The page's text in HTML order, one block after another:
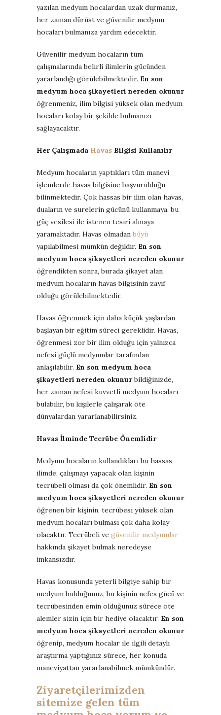
yazılan medyum hocalardan uzak durmanız,
her zaman dürüst ve güvenilir medyum
hocaları bulmanıza yardım edecektir.
Güvenilir medyum hocaların tüm
çalışmalarında belirli ilimlerin gücünden
yararlandığı görülebilmektedir. En son
medyum hoca şikayetleri nereden okunur
öğrenmeniz, ilim bilgisi yüksek olan medyum
hocaları kolay bir şekilde bulmanızı
sağlayacaktır.
Her Çalışmada Havas Bilgisi Kullanılır
Medyum hocaların yaptıkları tüm manevi
işlemlerde havas bilgisine başvurulduğu
bilinmektedir. Çok hassas bir ilim olan havas,
duaların ve surelerin gücünü kullanmaya, bu
güç vesilesi ile istenen tesiri almaya
yaramaktadır. Havas olmadan büyü
yapılabilmesi mümkün değildir. En son
medyum hoca şikayetleri nereden okunur
öğrendikten sonra, burada şikayet alan
medyum hocaların havas bilgisinin zayıf
olduğu görülebilmektedir.
Havas öğrenmek için daha küçük yaşlardan
başlayan bir eğitim süreci gereklidir. Havas,
öğrenmesi zor bir ilim olduğu için yalnızca
nefesi güçlü medyumlar tarafından
anlaşılabilir. En son medyum hoca
şikayetleri nereden okunurbildiğinizde,
her zaman nefesi kuvvetli medyum hocaları
bulabilir, bu kişilerle çalışarak öte
dünyalardan yararlanabilirsiniz.
Havas İlminde Tecrübe Önemlidir
Medyum hocaların kullandıkları bu hassas
ilimde, çalışmayı yapacak olan kişinin
tecrübeli olması da çok önemlidir. En son
medyum hoca şikayetleri nereden okunur
öğrenen bir kişinin, tecrübesi yüksek olan
medyum hocaları bulması çok daha kolay
olacaktır. Tecrübeli ve güvenilir medyumlar
hakkında şikayet bulmak neredeyse
imkansızdır.
Havas konusunda yeterli bilgiye sahip bir
medyum bulduğunuz, bu kişinin nefes gücü ve
tecrübesinden emin olduğunuz sürece öte
alemler sizin için bir hediye olacaktır. En son
medyum hoca şikayetleri nereden okunur
öğrenip, medyum hocalar ile ilgili detaylı
araştırma yaptığınız sürece, her konuda
maneviyattan yararlanabilmek mümkündür.
Ziyaretçilerimizden
sitemize gelen tüm